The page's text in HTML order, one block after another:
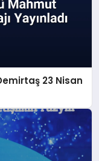
23 Nisan